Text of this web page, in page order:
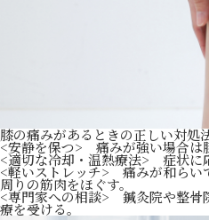
膝の痛みがあるときの正しい対処
<安静を保つ> 痛みが強い場合は
<適切な冷却・温熱療法> 症状に
<軽いストレッチ> 痛みが和らい
周りの筋肉をほぐす。
<専門家への相談> 鍼灸院や整骨
療を受ける。